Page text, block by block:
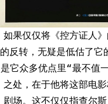
如果仅仅将《控方证人
的反转，无疑是低估了它
是它众多优点里“最不值
之处，在于他将这部电
剧场。这不仅仅指查尔